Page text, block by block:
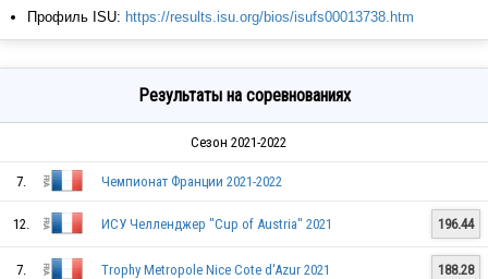
Профиль ISU: https://results.isu.org/bios/isufs00013738.htm
Результаты на соревнованиях
Сезон 2021-2022
7. Чемпионат Франции 2021-2022
12. ИСУ Челленджер "Cup of Austria" 2021 196.44
7. Trophy Metropole Nice Cote d'Azur 2021 188.28